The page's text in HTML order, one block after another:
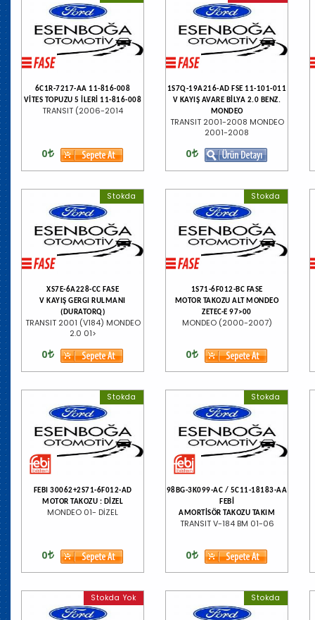
6C1R-7217-AA 11-816-008
VİTES TOPUZU 5 İLERİ 11-816-008
TRANSIT (2006-2014
0
1S7Q-19A216-AD FSE 11-101-011
V KAYIŞ AVARE BİLYA 2.0 BENZ.
MONDEO
TRANSIT 2001-2008 MONDEO
2001-2008
0
Stokda
XS7E-6A228-CC FASE
V KAYIŞ GERGI RULMANI
(DURATORQ)
TRANSIT 2001 (V184) MONDEO
2.0 01>
0
Stokda
1S71-6F012-BC FASE
MOTOR TAKOZU ALT MONDEO
ZETEC-E 97>00
MONDEO (2000-2007)
0
Stokda
FEBI 30062+2S71-6F012-AD
MOTOR TAKOZU : DİZEL
MONDEO 01- DİZEL
0
Stokda
98BG-3K099-AC / 5C11-18183-AA
FEBİ
AMORTİSÖR TAKOZU TAKIM
TRANSIT V-184 BM 01-06
0
Stokda Yok Stokda